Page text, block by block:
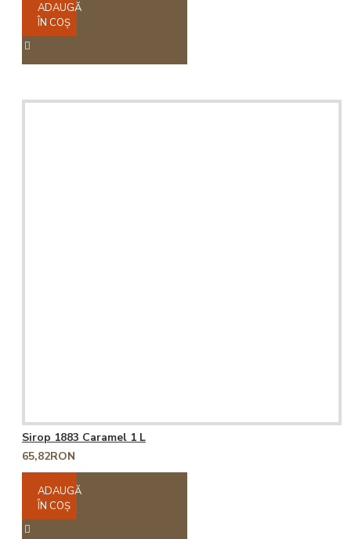
ADAUGĂ
ÎN COŞ
Sirop 1883 Caramel 1 L
65,82RON
ADAUGĂ
ÎN COŞ